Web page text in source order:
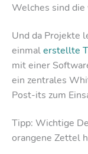
Welches sind
Und da Projekte
einmalerstellte
mit einer
ein zentrales
Post-its zum
Tipp: Wichtige
orangene Zettel